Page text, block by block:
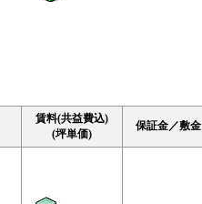
賃料(共益費込)
(坪単価)
保証金／敷金